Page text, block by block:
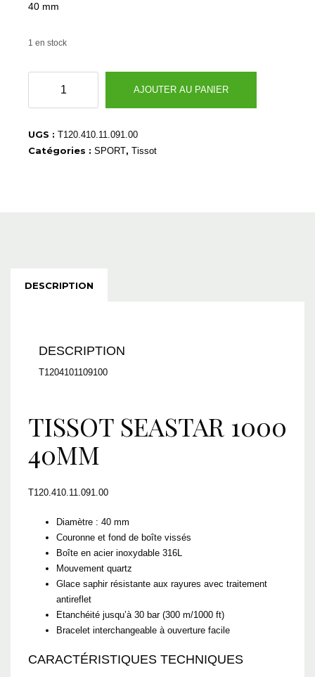
40 mm
1 en stock
T1204101109100
AJOUTER AU PANIER
UGS : T120.410.11.091.00
Catégories : SPORT, Tissot
DESCRIPTION
DESCRIPTION
T1204101109100
TISSOT SEASTAR 1000
40MM
T120.410.11.091.00
Diamètre : 40 mm
Couronne et fond de boîte vissés
Boîte en acier inoxydable 316L
Mouvement quartz
Glace saphir résistante aux rayures avec traitement
antireflet
Etanchéité jusqu’à 30 bar (300 m/1000 ft)
Bracelet interchangeable à ouverture facile
CARACTÉRISTIQUES TECHNIQUES